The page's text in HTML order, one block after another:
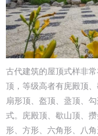
古代建筑的屋顶式样非
顶，等级高者有庑殿顶
扇形顶、盔顶、盝顶、
式。庑殿顶、歇山顶、
形、方形、六角形、八